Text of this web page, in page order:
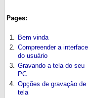
Pages:
1. Bem vinda
2. Compreender a interface
do usuário
3. Gravando a tela do seu
PC
4. Opções de gravação de
tela